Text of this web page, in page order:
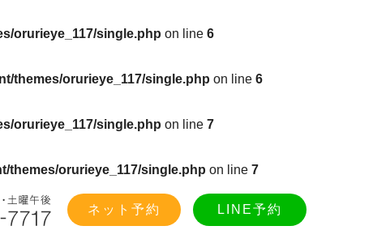
orurieye_117/single.php on line 6
themes/orurieye_117/single.php on line 6
orurieye_117/single.php on line 7
themes/orurieye_117/single.php on line 7
ネット予約 LINE予約